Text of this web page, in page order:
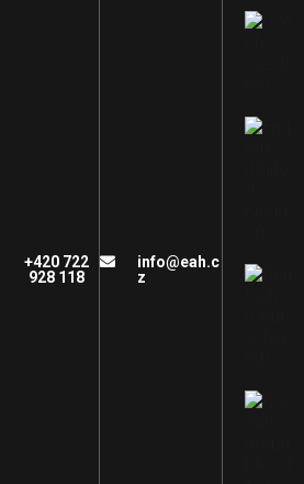
+420 722
928 118
info@eah.c
z